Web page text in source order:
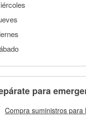
para
Compra suministros para